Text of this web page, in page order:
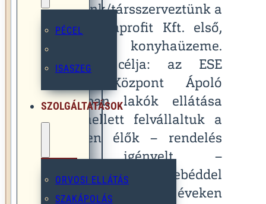
PÉCEL
ISASZEG
SZOLGÁLTATÁSOK
ORVOSI ELLÁTÁS
SZAKÁPOLÁS
partnerünk/társszerveztünk a
VÉDESE Nonprofit Kft. első,
250 adagos konyhaüzeme.
Elsődleges célja: az ESE
Szociális Központ Ápoló
Otthonában lakók ellátása
volt. Emellett felvállaltuk a
környéken élők – rendelés
alapján igényelt –
kiszállításos, meleg ebéddel
való ellátását is éveken